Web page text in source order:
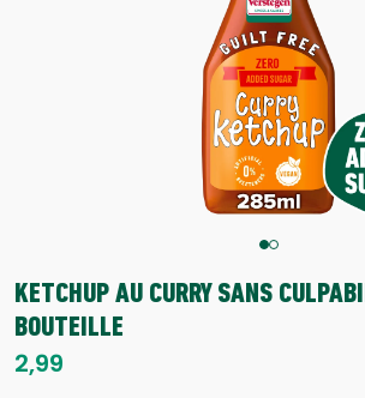
KETCHUP AU CURRY SANS
BOUTEILLE
2,99